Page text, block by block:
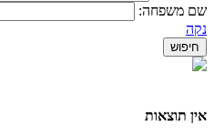
שם משפחה:
נקה
אין תוצאות